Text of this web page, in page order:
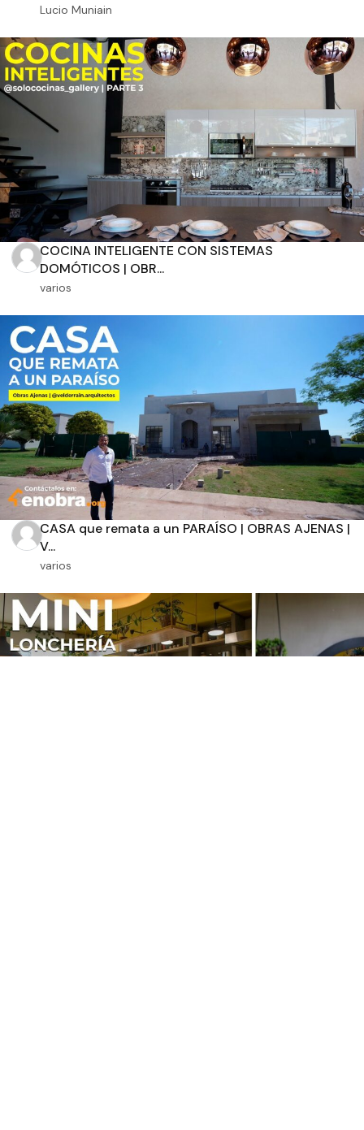
Lucio Muniain
COCINA INTELIGENTE CON SISTEMAS
DOMÓTICOS | OBR...
varios
CASA que remata a un PARAÍSO | OBRAS AJENAS |
V...
varios
Aplicar filtros